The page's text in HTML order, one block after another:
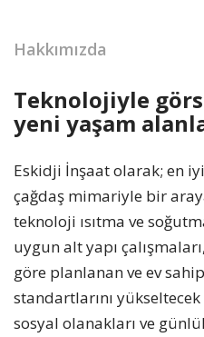
Hakkımızda
Teknolojiyle
yeni yaşam
Eskidji İnşaat olarak; en
çağdaş mimariyle bir
teknoloji ısıtma ve
uygun alt yapı
göre planlanan ve ev
standartlarını
sosyal olanakları ve